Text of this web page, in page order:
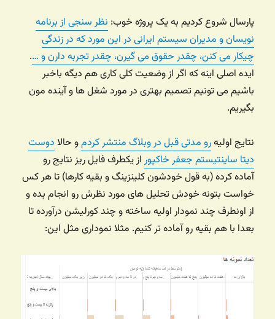
پارسال شروع کردیم به یک پروژه خوب: نظر سنجی از برنامه
نویسان و مدیران سیستم ایرانی در این مورد که در زندگی
چیکار می کنن، چقدر حقوق می گیرن، چقدر تجربه دارن و ….
ایده اصلی اینه که اگر از وضعیت کلی کاری هم دیگه باخبر
باشیم می تونیم تصمیم بهتری در مورد شغل ها و آینده مون
بگیریم.
نتایج اولیهرو مدتی قبل در وبلاگ منتشر کردمو حالا دوست
دیتا ساینتیستم جعفر خاکپور از یکطرف فایل ریز نتایج رو
آماده کرده (به قول خودشون کلینزینگ و بقیه کارها) تا هر کس
خواست بتونه خودش تحلیل های مورد نظرش رو انجام بده و
از اونطرف چند نمودار اولیه ساخته و چند کورلیشن درآورده تا
بعدا با هم بقیه رو آماده تر کنیم. مثلا نموداری مثل این: